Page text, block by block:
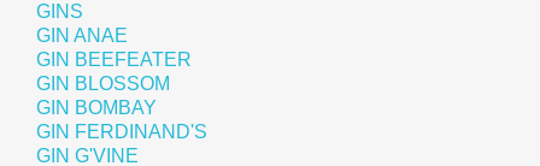
GINS
GIN ANAE
GIN BEEFEATER
GIN BLOSSOM
GIN BOMBAY
GIN FERDINAND'S
GIN G'VINE